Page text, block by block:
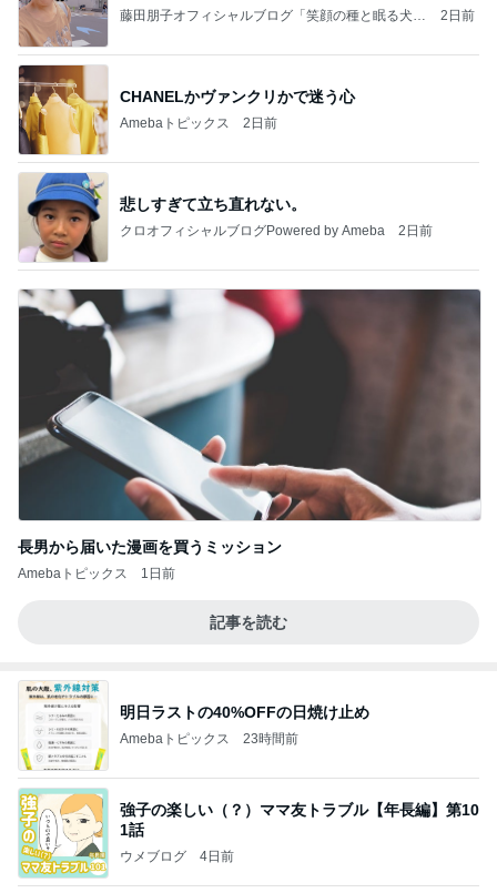
藤田朋子オフィシャルブログ「笑顔の種と眠る犬」
2日前
CHANELかヴァンクリかで迷う心
Amebaトピックス 2日前
悲しすぎて立ち直れない。
クロオフィシャルブログPowered by Ameba 2日前
長男から届いた漫画を買うミッション
Amebaトピックス 1日前
記事を読む
明日ラストの40%OFFの日焼け止め
Amebaトピックス 23時間前
強子の楽しい（？）ママ友トラブル【年長編】第10
1話
ウメブログ 4日前